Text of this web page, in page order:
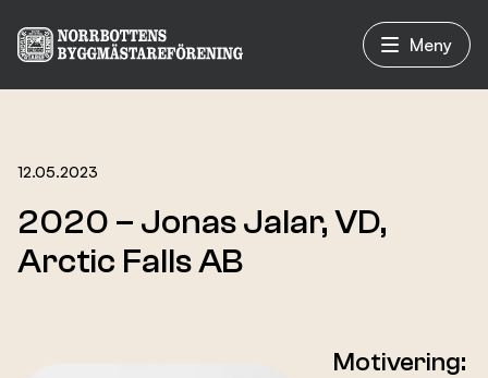
Meny
Om oss
12.05.2023
2020 – Jonas Jalar, VD,
Arctic Falls AB
Motivering: